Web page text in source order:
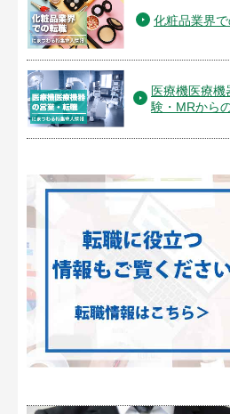
化粧品業界
医療機医療
験・MRから